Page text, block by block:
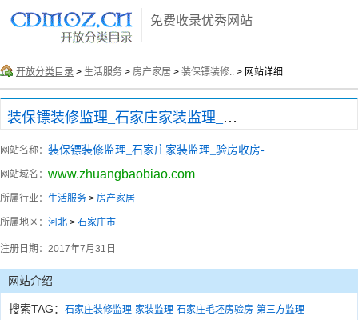
免费收录优秀网站
开放分类目录 > 生活服务 > 房产家居 > 装保镖装修.. > 网站详细
装保镖装修监理_石家庄家装监理_验房收房-
网站名称： 装保镖装修监理_石家庄家装监理_验房收房-
网站域名： www.zhuangbaobiao.com
所属行业： 生活服务 > 房产家居
所属地区： 河北 > 石家庄市
注册日期： 2017年7月31日
网站介绍
搜索TAG： 石家庄装修监理 家装监理 石家庄毛坯房验房 第三方监理